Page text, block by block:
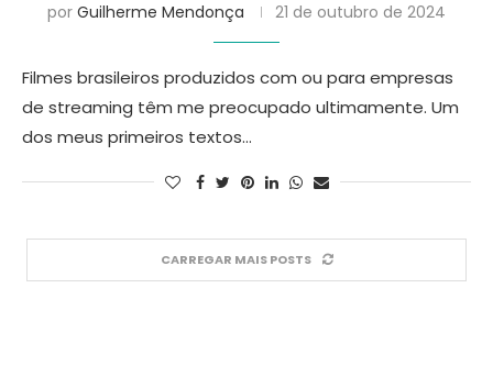
por Guilherme Mendonça 21 de outubro de 2024
Filmes brasileiros produzidos com ou para empresas
de streaming têm me preocupado ultimamente. Um
dos meus primeiros textos…
CARREGAR MAIS POSTS